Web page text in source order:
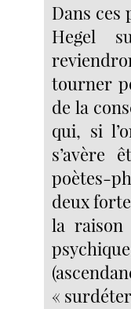
Dans ces
Hegel
tourner
de la
qui, si
s’avère
poètes-
deux
la
«